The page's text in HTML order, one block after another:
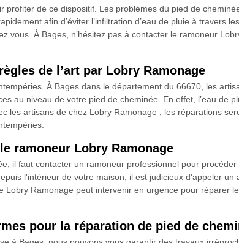
de ce dispositif. Les problèmes du pied de
afin d’éviter l’infiltration d’eau de pluie à travers
vous. À Bages, n’hésitez pas à contacter le ramoneur
de l’art par Lobry Ramonage
À Bages dans le département du 66670, les
au niveau de votre pied de cheminée. En effet, l’eau de
les artisans de chez Lobry Ramonage , les réparations
ramoneur Lobry Ramonage
il faut contacter un ramoneur professionnel pour
l'intérieur de votre maison, il est judicieux d'appeler
Ramonage peut intervenir en urgence pour réparer
pour la réparation de pied de